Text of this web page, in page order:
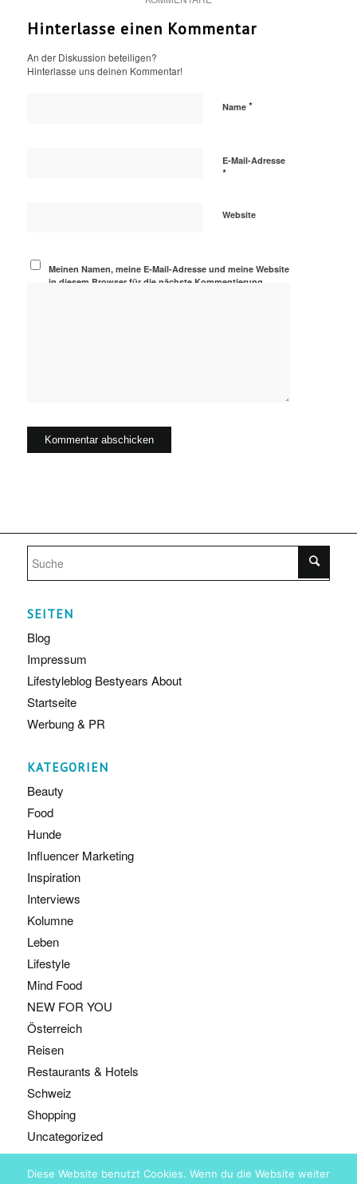
Hinterlasse einen Kommentar
An der Diskussion beteiligen?
Hinterlasse uns deinen Kommentar!
Name *
E-Mail-Adresse
*
Website
Meinen Namen, meine E-Mail-Adresse und meine Website
in diesem Browser für die nächste Kommentierung
SEITEN
Blog
Impressum
Lifestyleblog Bestyears About
Startseite
Werbung & PR
KATEGORIEN
Beauty
Food
Hunde
Influencer Marketing
Inspiration
Interviews
Kolumne
Leben
Lifestyle
Mind Food
NEW FOR YOU
Österreich
Reisen
Restaurants & Hotels
Schweiz
Shopping
Uncategorized
Diese Website benutzt Cookies. Wenn du die Website weiter